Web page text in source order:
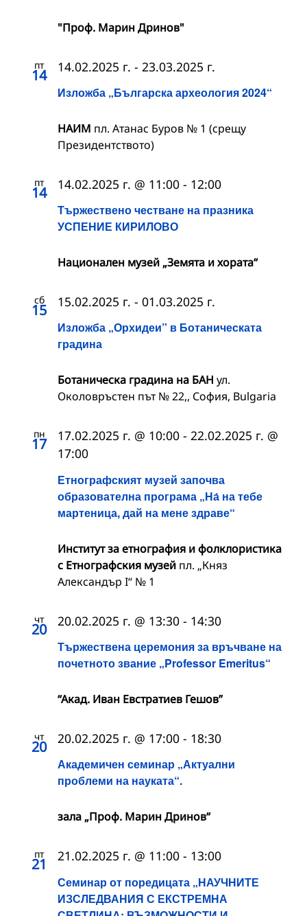
"Проф. Марин Дринов"
пт
14
Изложба „Българска археология 2024“
14.02.2025 г. - 23.03.2025 г.
НАИМ пл. Атанас Буров № 1 (срещу
Президентството)
пт
14
Тържествено честване на празника
УСПЕНИЕ КИРИЛОВО
14.02.2025 г. @ 11:00 - 12:00
Национален музей „Земята и хората“
сб
15
Изложба „Орхидеи” в Ботаническата
градина
15.02.2025 г. - 01.03.2025 г.
Ботаническа градина на БАН ул.
Околовръстен път № 22,, София, Bulgaria
пн
17
Етнографският музей започва
образователна програма „На́ на тебе
мартеница, дай на мене здраве“
17.02.2025 г. @ 10:00 - 22.02.2025 г. @
17:00
Институт за етнография и фолклористика
с Етнографския музей пл. „Княз
Александър I“ № 1
чт
20
Тържествена церемония за връчване на
почетното звание „Professor Emeritus“
20.02.2025 г. @ 13:30 - 14:30
“Акад. Иван Евстратиев Гешов”
чт
20
Академичен семинар „Актуални
проблеми на науката“.
20.02.2025 г. @ 17:00 - 18:30
зала „Проф. Марин Дринов“
пт
21
Семинар от поредицата „НАУЧНИТЕ
ИЗСЛЕДВАНИЯ С ЕКСТРЕМНА
21.02.2025 г. @ 11:00 - 13:00